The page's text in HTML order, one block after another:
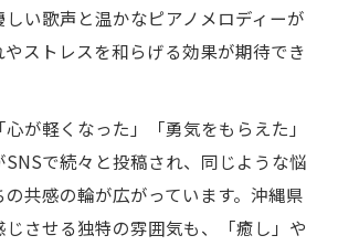
い歌声と温かなピアノメロディーが
ストレスを和らげる効果が期待でき
が軽くなった」「勇気をもらえた」
SNSで続々と投稿され、同じような悩
共感の輪が広がっています。沖縄県
させる独特の雰囲気も、「癒し」や